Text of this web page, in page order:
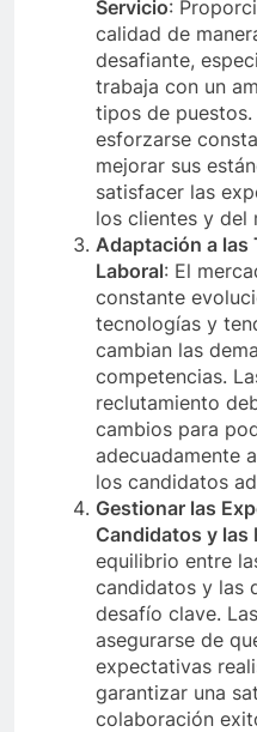
Servicio:
calidad de
desafiante,
trabaja con un
tipos de
esforzarse
mejorar sus
satisfacer las
los clientes y del
Adaptación a las
Laboral: El
constante
tecnologías y
cambian las
competencias.
reclutamiento
cambios para
adecuadamente
los candidatos
Gestionar las
Candidatos y las
equilibrio entre
candidatos y las
desafío clave.
asegurarse de
expectativas
garantizar una
colaboración